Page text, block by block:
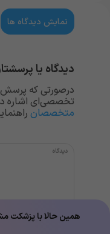
نمایش دیدگاه ها
دیدگاه یا
درصورتی که پرسش
تخصصی‌ای اشاره
متخصصان
همین حالا با پزشکت